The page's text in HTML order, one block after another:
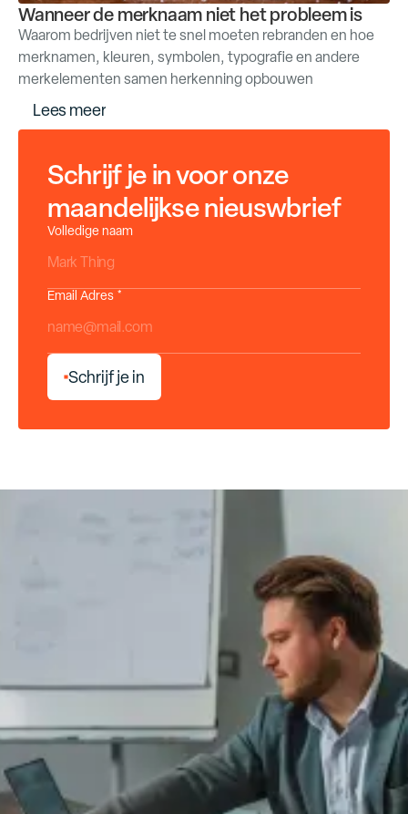
Wanneer de merknaam niet het probleem is
Waarom bedrijven niet te snel moeten rebranden en hoe
merknamen, kleuren, symbolen, typografie en andere
merkelementen samen herkenning opbouwen
Lees meer
Schrijf je in voor onze
maandelijkse nieuswbrief
Volledige naam
Email Adres *
Schrijfjein